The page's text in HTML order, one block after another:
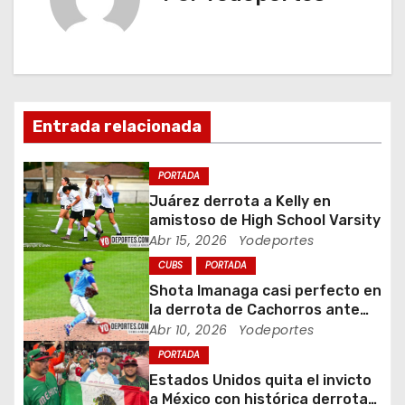
c
ó
n
d
e
e
n
t
Entrada relacionada
PORTADA
Juárez derrota a Kelly en
amistoso de High School Varsity
Abr 15, 2026 Yodeportes
CUBS PORTADA
Shota Imanaga casi perfecto en
la derrota de Cachorros ante
Piratas
Abr 10, 2026 Yodeportes
PORTADA
Estados Unidos quita el invicto
a México con histórica derrota